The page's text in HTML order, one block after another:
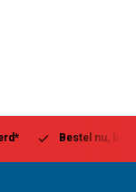
Bestel nu, betaal